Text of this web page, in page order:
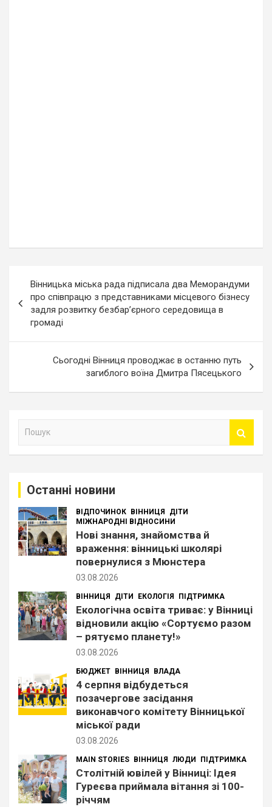
записів
Вінницька міська рада підписала два Меморандуми
про співпрацю з представниками місцевого бізнесу
задля розвитку безбар’єрного середовища в
громаді
Сьогодні Вінниця проводжає в останню путь
загиблого воїна Дмитра Пясецького
Останні новини
ВІДПОЧИНОК ВІННИЦЯ
ДІТИ
МІЖНАРОДНІ ВІДНОСИНИ
Нові знання, знайомства й
враження: вінницькі школярі
повернулися з Мюнстера
03.08.2026
ВІННИЦЯ ДІТИ ЕКОЛОГІЯ ПІДТРИМКА
Екологічна освіта триває: у Вінниці
відновили акцію «Сортуємо разом
– рятуємо планету!»
03.08.2026
БЮДЖЕТ ВІННИЦЯ ВЛАДА
4 серпня відбудеться
позачергове засідання
виконавчого комітету Вінницької
міської ради
03.08.2026
MAIN STORIES ВІННИЦЯ ЛЮДИ ПІДТРИМКА
Столітній ювілей у Вінниці: Ідея
Гуреєва приймала вітання зі 100-
річчям